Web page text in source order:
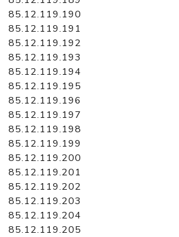
85.12.119.190
85.12.119.191
85.12.119.192
85.12.119.193
85.12.119.194
85.12.119.195
85.12.119.196
85.12.119.197
85.12.119.198
85.12.119.199
85.12.119.200
85.12.119.201
85.12.119.202
85.12.119.203
85.12.119.204
85.12.119.205